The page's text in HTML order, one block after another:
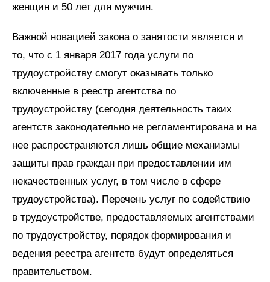
женщин и 50 лет для мужчин.
Важной новацией закона о занятости является и
то, что с 1 января 2017 года услуги по
трудоустройству смогут оказывать только
включенные в реестр агентства по
трудоустройству (сегодня деятельность таких
агентств законодательно не регламентирована и на
нее распространяются лишь общие механизмы
защиты прав граждан при предоставлении им
некачественных услуг, в том числе в сфере
трудоустройства). Перечень услуг по содействию
в трудоустройстве, предоставляемых агентствами
по трудоустройству, порядок формирования и
ведения реестра агентств будут определяться
правительством.